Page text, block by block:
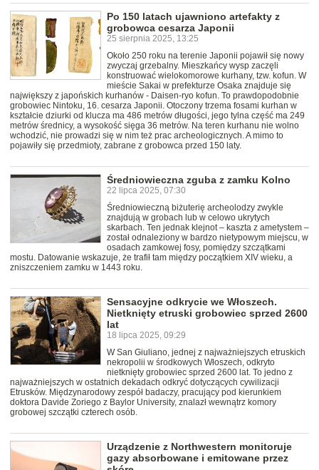
Po 150 latach ujawniono artefakty z
grobowca cesarza Japonii
25 sierpnia 2025, 13:25
Około 250 roku na terenie Japonii pojawił się nowy
zwyczaj grzebalny. Mieszkańcy wysp zaczęli
konstruować wielokomorowe kurhany, tzw. kofun. W
mieście Sakai w prefekturze Osaka znajduje się
największy z japońskich kurhanów - Daisen-ryo kofun. To prawdopodobnie
grobowiec Nintoku, 16. cesarza Japonii. Otoczony trzema fosami kurhan w
kształcie dziurki od klucza ma 486 metrów długości, jego tylna część ma 249
metrów średnicy, a wysokość sięga 36 metrów. Na teren kurhanu nie wolno
wchodzić, nie prowadzi się w nim też prac archeologicznych. A mimo to
pojawiły się przedmioty, zabrane z grobowca przed 150 laty.
Średniowieczna zguba z zamku Kolno
22 lipca 2025, 07:30
Średniowieczną biżuterię archeolodzy zwykle
znajdują w grobach lub w celowo ukrytych
skarbach. Ten jednak klejnot – kaszta z ametystem –
został odnaleziony w bardzo nietypowym miejscu, w
osadach zamkowej fosy, pomiędzy szczątkami
mostu. Datowanie wskazuje, że trafił tam między początkiem XIV wieku, a
zniszczeniem zamku w 1443 roku.
Sensacyjne odkrycie we Włoszech.
Nietknięty etruski grobowiec sprzed 2600
lat
18 lipca 2025, 09:29
W San Giuliano, jednej z najważniejszych etruskich
nekropolii w środkowych Włoszech, odkryto
nietknięty grobowiec sprzed 2600 lat. To jedno z
najważniejszych w ostatnich dekadach odkryć dotyczących cywilizacji
Etrusków. Międzynarodowy zespół badaczy, pracujący pod kierunkiem
doktora Davide Zoriego z Baylor University, znalazł wewnątrz komory
grobowej szczątki czterech osób.
Urządzenie z Northwestern monitoruje
gazy absorbowane i emitowane przez